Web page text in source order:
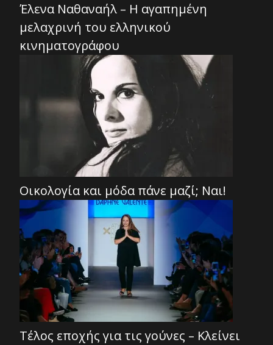
Έλενα Ναθαναήλ – Η αγαπημένη
μελαχρινή του ελληνικού
κινηματογράφου
Οικολογία και μόδα πάνε μαζί; Ναι!
Τέλος εποχής για τις γούνες – Κλείνει